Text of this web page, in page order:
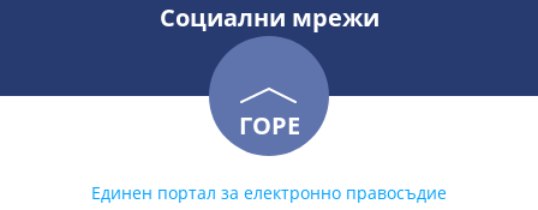
Социални мрежи
ГОРЕ
Единен портал за електронно правосъдие